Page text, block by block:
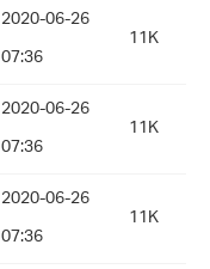
2020-06-26
07:36
11K
2020-06-26
07:36
11K
2020-06-26
07:36
11K